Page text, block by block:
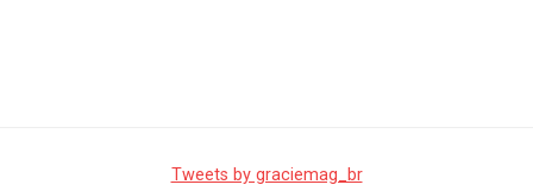
Tweets by graciemag_br